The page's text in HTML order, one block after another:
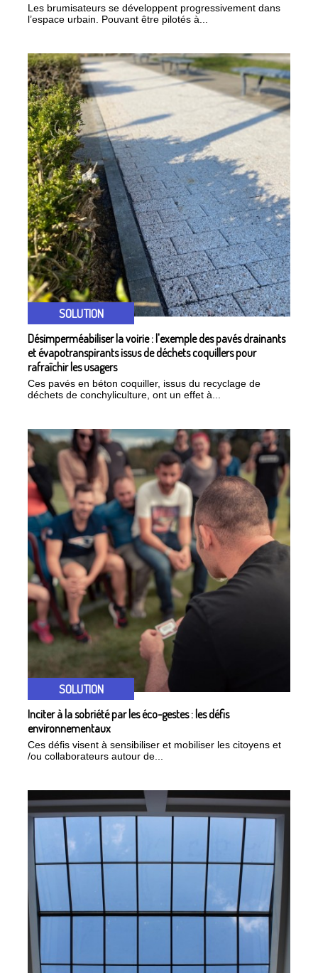
Les brumisateurs se développent progressivement dans
l’espace urbain. Pouvant être pilotés à...
SOLUTION
Désimperméabiliser la voirie : l'exemple des pavés drainants
et évapotranspirants issus de déchets coquillers pour
rafraîchir les usagers
Ces pavés en béton coquiller, issus du recyclage de
déchets de conchyliculture, ont un effet à...
SOLUTION
Inciter à la sobriété par les éco-gestes : les défis
environnementaux
Ces défis visent à sensibiliser et mobiliser les citoyens et
/ou collaborateurs autour de...